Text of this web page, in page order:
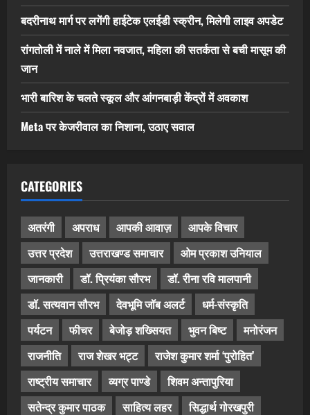
बदरीनाथ मार्ग पर लगेंगी हाईटेक एलईडी स्क्रीन, मिलेगी लाइव अपडेट
रांगतोली में नाले में मिला नवजात, महिला की सतर्कता से बची मासूम की
जान
भारी बारिश के चलते स्कूल और आंगनबाड़ी केंद्रों में अवकाश
Meta पर केजरीवाल का निशाना, उठाए सवाल
CATEGORIES
अतरंगी अपराध आपकी आवाज़
आपके विचार
उत्तर प्रदेश
उत्तराखण्ड समाचार
ओम प्रकाश उनियाल
जानकारी
डॉ. प्रियंका सौरभ
डॉ. रीना रवि मालपानी
डॉ. सत्यवान सौरभ
देवभूमि जॉब अलर्ट
धर्म-संस्कृति
पर्यटन
फीचर बेजोड़ शख्सियत भुवन बिष्ट
मनोरंजन
राजनीति
राज शेखर भट्ट
राजेश कुमार शर्मा ‘पुरोहित’
राष्ट्रीय समाचार
व्यग्र पाण्डे
शिवम अन्तापुरिया
सतेन्द्र कुमार पाठक
साहित्य लहर सिद्धार्थ गोरखपुरी